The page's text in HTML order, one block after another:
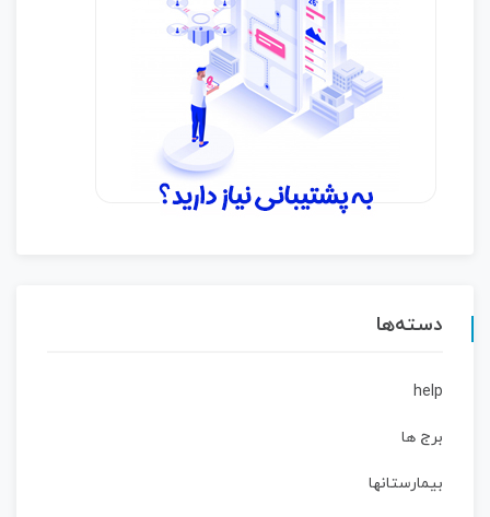
دسته‌ها
help
برج ها
بیمارستانها